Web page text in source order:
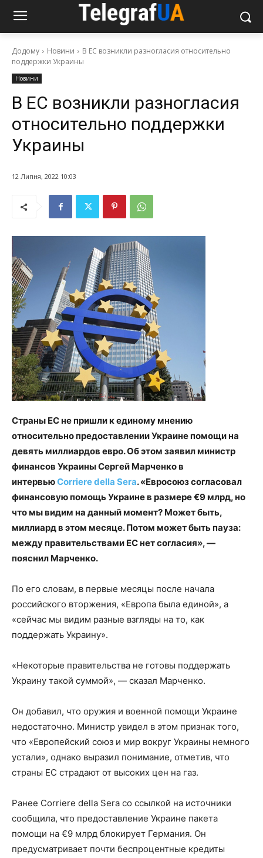
Додому Новини
В ЕС возникли разногласия относительно
поддержки Украины
Новини
В ЕС возникли разногласия
относительно поддержки
Украины
12 Липня, 2022 10:03
Страны ЕС не пришли к единому мнению
относительно предоставлении Украине помощи на
девять миллиардов евро. Об этом заявил министр
финансов Украины Сергей Марченко в
интервьюCorriere della Sera. «Евросоюз согласовал
финансовую помощь Украине в размере €9 млрд, но
что мы видим на данный момент? Может быть,
миллиард в этом месяце. Потом может быть пауза:
между правительствами ЕС нет согласия», —
пояснил Марченко.
По его словам, в первые месяцы после начала
российского вторжения, «Европа была единой», а
«сейчас мы видим разные взгляды на то, как
поддержать Украину».
«Некоторые правительства не готовы поддержать
Украину такой суммой», — сказал Марченко.
Он добавил, что оружия и военной помощи Украине
недостаточно. Министр увидел в этом признак того,
что «Европейский союз и мир вокруг Украины немного
устали», однако выразил понимание, отметив, что
страны ЕС страдают от высоких цен на газ.
Ранее Corriere della Sera со ссылкой на источники
сообщила, что предоставление Украине пакета
помощи на €9 млрд блокирует Германия. Он
предусматривает почти беспроцентные кредиты